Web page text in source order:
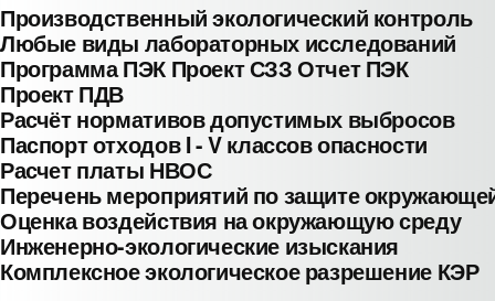
Производственный экологический контроль
Любые виды лабораторных исследований
Программа ПЭК Проект СЗЗОтчет ПЭК
Проект ПДВ
Расчёт нормативов допустимых выбросов
Паспорт отходов I - V классов опасности
Расчет платы НВОС
Перечень мероприятий по защите
Оценка воздействия на окружающую среду
Инженерно-экологические изыскания
Комплексное экологическое разрешение КЭР